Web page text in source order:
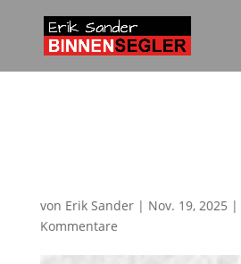
von Erik Sander| Nov. 19, 2025 |
Kommentare